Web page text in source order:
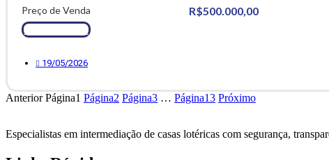
Preço de Venda R$500.000,00
Ver Detalhes
19/05/2026
Anterior Página1 Página2 Página3 … Página13 Próximo
Especialistas em intermediação de casas lotéricas com segurança,